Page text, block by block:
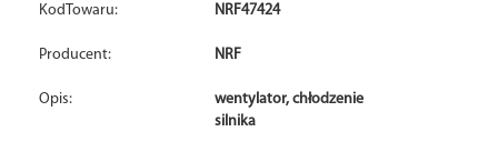
KodTowaru: NRF47424
Producent: NRF
Opis:
wentylator, chłodzenie
silnika